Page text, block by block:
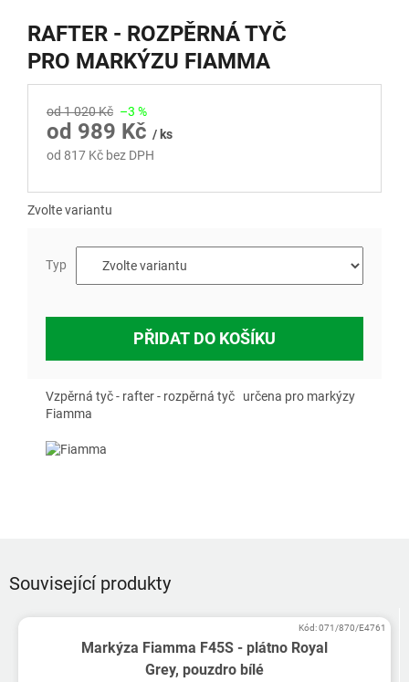
RAFTER - ROZPĚRNÁ TYČ
PRO MARKÝZU FIAMMA
od 1 020 Kč –3 %
od 989 Kč / ks
od 817 Kč bez DPH
Zvolte variantu
Typ
PŘIDAT DO KOŠÍKU
Vzpěrná tyč - rafter - rozpěrná tyč určena pro markýzy
Fiamma
Související produkty
Markýza Fiamma F45S - plátno Royal
Grey, pouzdro bílé
Kód:071/870/E4761